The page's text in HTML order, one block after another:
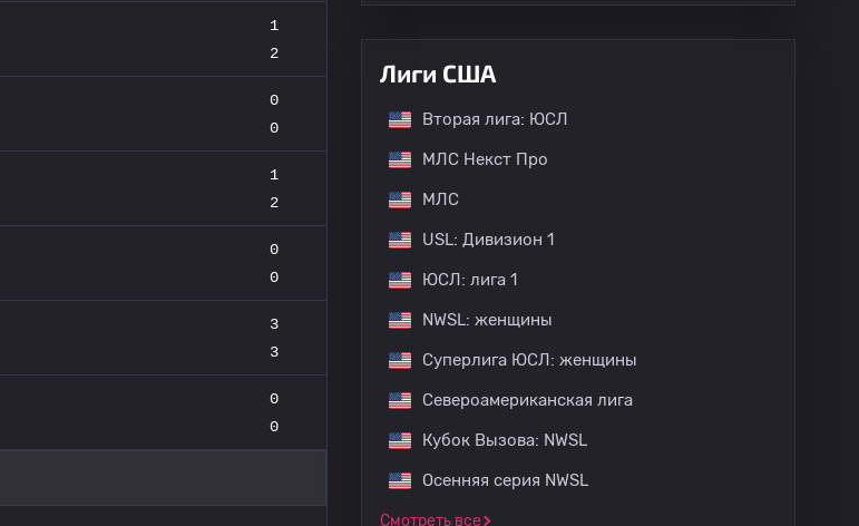
1
2
0
0
1
2
0
0
3
3
0
0
Лиги США
Вторая лига: ЮСЛ
МЛС Некст Про
МЛС
USL: Дивизион 1
ЮСЛ: лига 1
NWSL: женщины
Суперлига ЮСЛ: женщины
Североамериканская лига
Кубок Вызова: NWSL
Осенняя серия NWSL
Смотреть все